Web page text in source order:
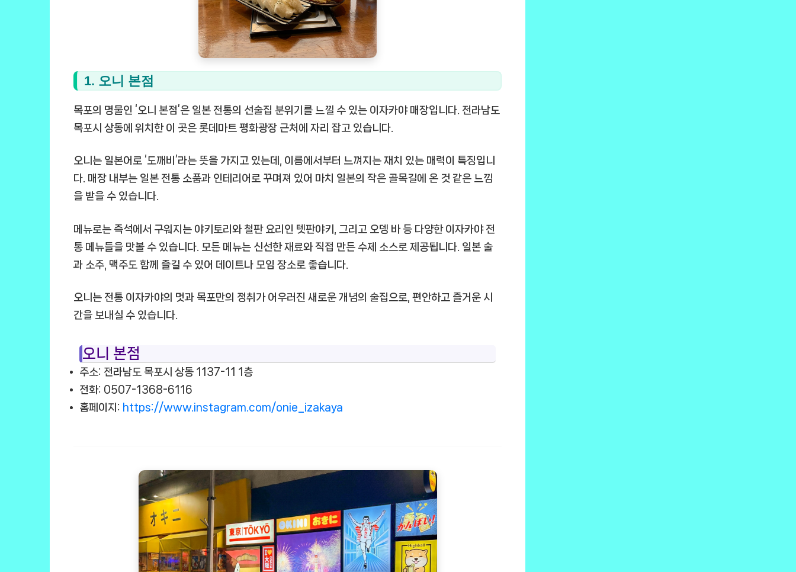
1. 오니 본점
목포의 명물인 ‘오니 본점’은 일본 전통의 선술집 분위기를 느낄 수 있는 이자카야 매장입니다. 전라남도
목포시 상동에 위치한 이 곳은 롯데마트 평화광장 근처에 자리 잡고 있습니다.
오니는 일본어로 ‘도깨비’라는 뜻을 가지고 있는데, 이름에서부터 느껴지는 재치 있는 매력이 특징입니
다. 매장 내부는 일본 전통 소품과 인테리어로 꾸며져 있어 마치 일본의 작은 골목길에 온 것 같은 느낌
을 받을 수 있습니다.
메뉴로는 즉석에서 구워지는 야키토리와 철판 요리인 텟판야키, 그리고 오뎅 바 등 다양한 이자카야 전
통 메뉴들을 맛볼 수 있습니다. 모든 메뉴는 신선한 재료와 직접 만든 수제 소스로 제공됩니다. 일본 술
과 소주, 맥주도 함께 즐길 수 있어 데이트나 모임 장소로 좋습니다.
오니는 전통 이자카야의 멋과 목포만의 정취가 어우러진 새로운 개념의 술집으로, 편안하고 즐거운 시
간을 보내실 수 있습니다.
오니 본점
주소: 전라남도 목포시 상동 1137-11 1층
전화: 0507-1368-6116
홈페이지: https://www.instagram.com/onie_izakaya